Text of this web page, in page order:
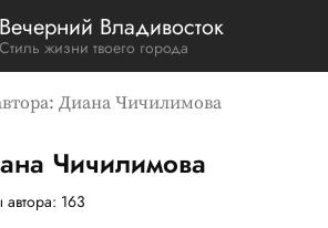
Вечерний Владивосток
Стиль жизни твоего города
Диана Чичилимова
и посты автора:
Чичилимова
автора: 163